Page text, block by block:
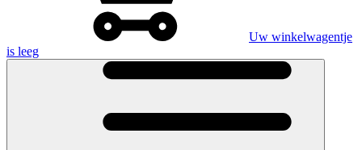
Uw winkelwagentje
is leeg